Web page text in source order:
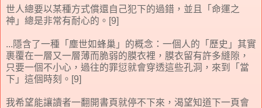
世人總要以某種方式償還自己犯下的過錯，並且「命運之
神」總是非常有耐心的。[9]
...隱含了一種「塵世如蜂巢」的概念：一個人的「歷史」其實
裹覆在一層又一層薄而脆弱的膜衣裡，膜衣留有許多縫隙，
只要一個不小心，過往的罪愆就會穿透這些孔洞，來到「當
下」這個時刻。[9]
我希望能讓讀者一翻開書頁就停不下來，渴望知道下一頁會